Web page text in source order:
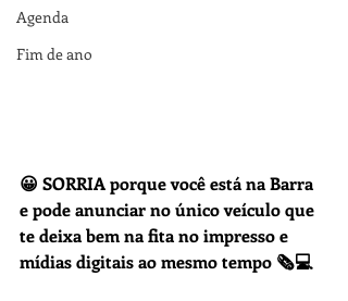
Agenda
Fim de ano
😀 SORRIA porque você está na Barra
e pode anunciar no único veículo que
te deixa bem na fita no impresso e
mídias digitais ao mesmo tempo 🗞💻